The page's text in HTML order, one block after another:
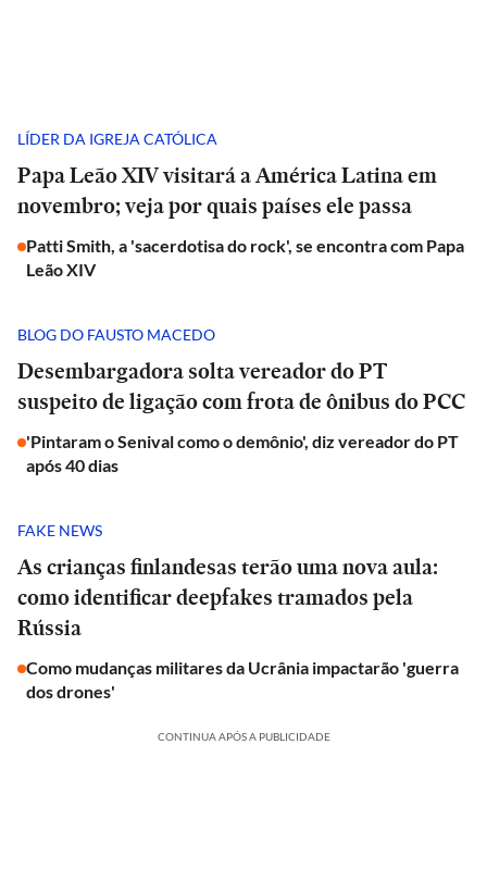
LÍDER DA IGREJA CATÓLICA
Papa Leão XIV visitará a América Latina em
novembro; veja por quais países ele passa
Patti Smith, a 'sacerdotisa do rock', se encontra com Papa
Leão XIV
BLOG DO FAUSTO MACEDO
Desembargadora solta vereador do PT
suspeito de ligação com frota de ônibus do PCC
'Pintaram o Senival como o demônio', diz vereador do PT
após 40 dias
FAKE NEWS
As crianças finlandesas terão uma nova aula:
como identificar deepfakes tramados pela
Rússia
Como mudanças militares da Ucrânia impactarão 'guerra
dos drones'
CONTINUA APÓS A PUBLICIDADE